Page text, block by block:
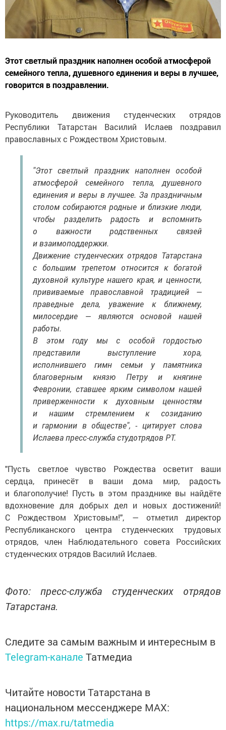
Этот светлый праздник наполнен особой атмосферой
семейного тепла, душевного единения и веры в лучшее,
говорится в поздравлении.
Руководитель движения студенческих отрядов
Республики Татарстан Василий Ислаев поздравил
православных с Рождеством Христовым.
"Этот светлый праздник наполнен особой
атмосферой семейного тепла, душевного
единения и веры в лучшее. За праздничным
столом собираются родные и близкие люди,
чтобы разделить радость и вспомнить
о важности родственных связей
и взаимоподдержки.
Движение студенческих отрядов Татарстана
с большим трепетом относится к богатой
духовной культуре нашего края, и ценности,
прививаемые православной традицией —
праведные дела, уважение к ближнему,
милосердие — являются основой нашей
работы.
В этом году мы с особой гордостью
представили выступление хора,
исполнившего гимн семьи у памятника
благоверным князю Петру и княгине
Февронии, ставшее ярким символом нашей
приверженности к духовным ценностям
и нашим стремлением к созиданию
и гармонии в обществе", - цитирует слова
Ислаева пресс-служба студотрядов РТ.
"Пусть светлое чувство Рождества осветит ваши
сердца, принесёт в ваши дома мир, радость
и благополучие! Пусть в этом празднике вы найдёте
вдохновение для добрых дел и новых достижений!
С Рождеством Христовым!", — отметил директор
Республиканского центра студенческих трудовых
отрядов, член Наблюдательного совета Российских
студенческих отрядов Василий Ислаев.
Фото: пресс-служба студенческих отрядов
Татарстана.
Следите за самым важным и интересным в
Telegram-канале Татмедиа
Читайте новости Татарстана в
национальном мессенджере MАХ:
https://max.ru/tatmedia